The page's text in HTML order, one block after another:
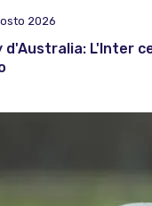
2026
d'Australia: L'Inter